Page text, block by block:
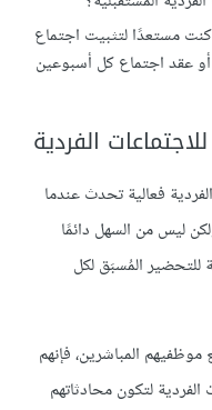
كنت مستعدًا لتثبيت اجتماع
عقد اجتماع كل أسبوعين
الفردية
فعالية تحدث عندما
ليس من السهل دائمًا
المُسبَق لكل
المباشرين، فإنهم
لتكون محادثاتهم